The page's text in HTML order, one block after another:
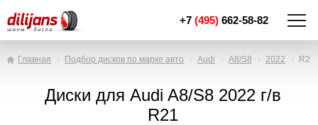
+7 (495) 662-58-82
Главная Подбор дисков по марке авто Audi A8/S8 2022 R21
Диски для Audi A8/S8 2022 г/в
R21